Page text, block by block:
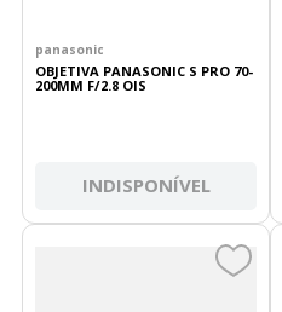
panasonic
OBJETIVA PANASONIC S PRO 70-
200MM F/2.8 OIS
INDISPONÍVEL